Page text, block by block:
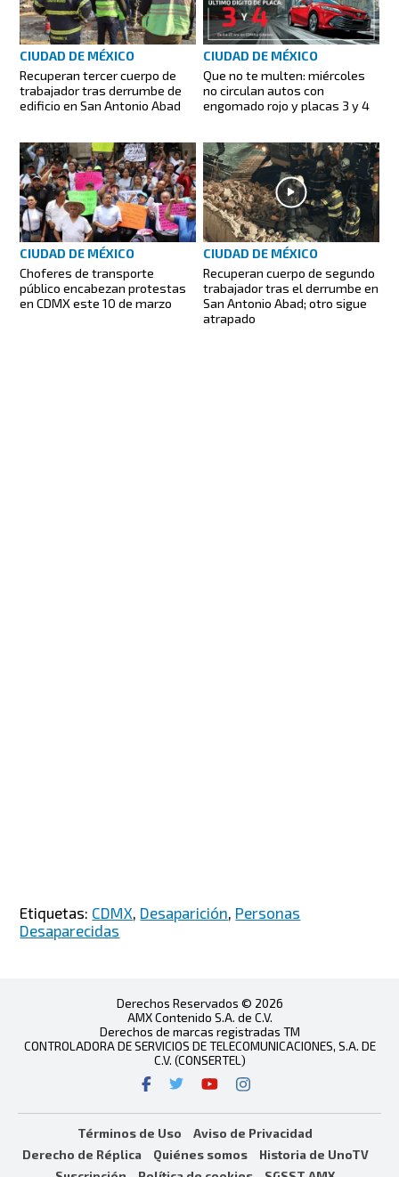
CIUDAD DE MÉXICO
Recuperan tercer cuerpo de
trabajador tras derrumbe de
edificio en San Antonio Abad
CIUDAD DE MÉXICO
Que no te multen: miércoles
no circulan autos con
engomado rojo y placas 3 y 4
CIUDAD DE MÉXICO
Choferes de transporte
público encabezan protestas
en CDMX este 10 de marzo
CIUDAD DE MÉXICO
Recuperan cuerpo de segundo
trabajador tras el derrumbe en
San Antonio Abad; otro sigue
atrapado
Etiquetas: CDMX Desaparición Personas
Desaparecidas
Derechos Reservados © 2026
AMX Contenido S.A. de C.V.
Derechos de marcas registradas TM
CONTROLADORA DE SERVICIOS DE TELECOMUNICACIONES, S.A. DE
C.V. (CONSERTEL)
Términos de Uso
Aviso de Privacidad
Derecho de Réplica
Quiénes somos
Historia de UnoTV